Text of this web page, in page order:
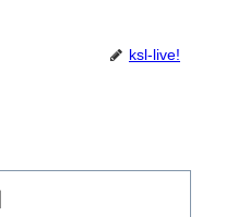
ksl-live!